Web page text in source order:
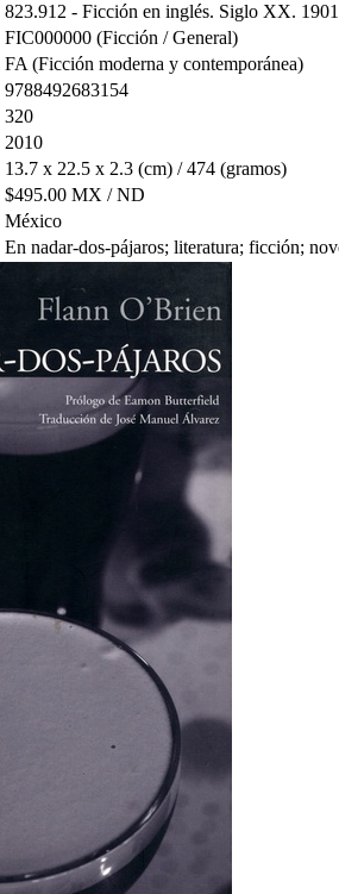
823.912 - Ficción en inglés. Siglo XX.
FIC000000 (Ficción / General)
FA (Ficción moderna y contemporánea)
9788492683154
320
2010
13.7 x 22.5 x 2.3 (cm) / 474 (gramos)
$495.00 MX / ND
México
En nadar-dos-pájaros; literatura; ficción;